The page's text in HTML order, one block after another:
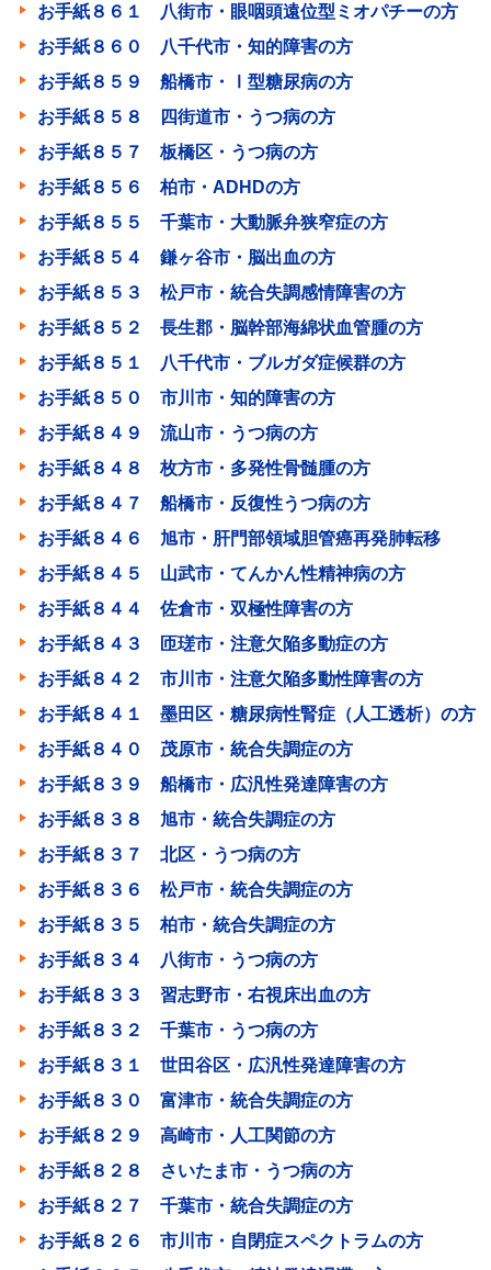
お手紙８６１ 八街市・眼咽頭遠位型ミオパチーの方
お手紙８６０ 八千代市・知的障害の方
お手紙８５９ 船橋市・Ⅰ型糖尿病の方
お手紙８５８ 四街道市・うつ病の方
お手紙８５７ 板橋区・うつ病の方
お手紙８５６ 柏市・ADHDの方
お手紙８５５ 千葉市・大動脈弁狭窄症の方
お手紙８５４ 鎌ヶ谷市・脳出血の方
お手紙８５３ 松戸市・統合失調感情障害の方
お手紙８５２ 長生郡・脳幹部海綿状血管腫の方
お手紙８５１ 八千代市・ブルガダ症候群の方
お手紙８５０ 市川市・知的障害の方
お手紙８４９ 流山市・うつ病の方
お手紙８４８ 枚方市・多発性骨髄腫の方
お手紙８４７ 船橋市・反復性うつ病の方
お手紙８４６ 旭市・肝門部領域胆管癌再発肺転移
お手紙８４５ 山武市・てんかん性精神病の方
お手紙８４４ 佐倉市・双極性障害の方
お手紙８４３ 匝瑳市・注意欠陥多動症の方
お手紙８４２ 市川市・注意欠陥多動性障害の方
お手紙８４１ 墨田区・糖尿病性腎症（人工透析）の方
お手紙８４０ 茂原市・統合失調症の方
お手紙８３９ 船橋市・広汎性発達障害の方
お手紙８３８ 旭市・統合失調症の方
お手紙８３７ 北区・うつ病の方
お手紙８３６ 松戸市・統合失調症の方
お手紙８３５ 柏市・統合失調症の方
お手紙８３４ 八街市・うつ病の方
お手紙８３３ 習志野市・右視床出血の方
お手紙８３２ 千葉市・うつ病の方
お手紙８３１ 世田谷区・広汎性発達障害の方
お手紙８３０ 富津市・統合失調症の方
お手紙８２９ 高崎市・人工関節の方
お手紙８２８ さいたま市・うつ病の方
お手紙８２７ 千葉市・統合失調症の方
お手紙８２６ 市川市・自閉症スペクトラムの方